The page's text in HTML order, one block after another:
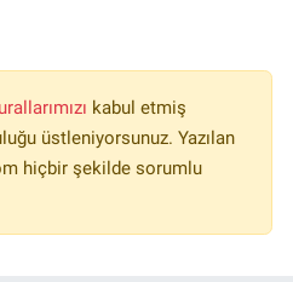
kabul etmiş
üstleniyorsunuz. Yazılan
hiçbir şekilde sorumlu